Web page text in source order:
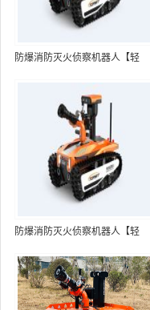
防爆消防灭火侦察机器人【轻
装置+语音控制+跟随功能+5G控
制+水炮跟踪火焰）RXR-
MC80BD（第8代）
防爆消防灭火侦察机器人【轻
装置+语音控制+跟随功能+5G控
制+水炮跟踪火焰+自主导航）